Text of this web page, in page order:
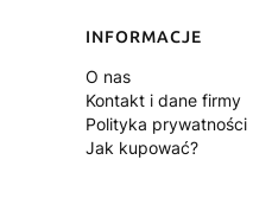
Linki w stopce
INFORMACJE
O nas
Kontakt i dane firmy
Polityka prywatności
Jak kupować?